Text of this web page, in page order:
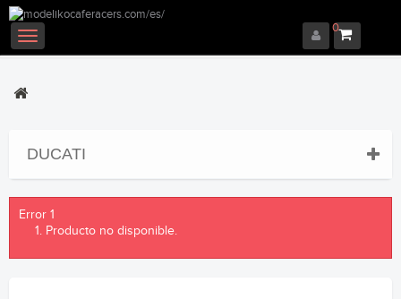
0
Navegación
Toggle
DUCATI
Error 1
Producto no disponible.